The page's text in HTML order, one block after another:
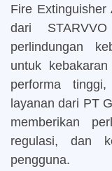
Fire
dari
perlindungan
untuk
performa
layanan dari PT
memberikan
regulasi, dan
pengguna.